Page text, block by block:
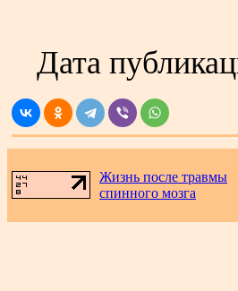
Дата
Жизнь после травмы
спинного мозга